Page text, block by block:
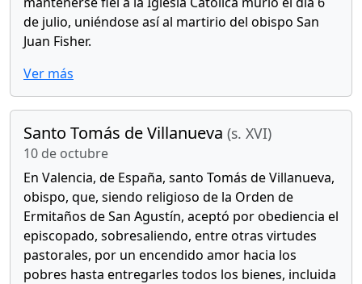
de julio, uniéndose así al martirio del obispo San
Juan Fisher.
Ver más
Santo Tomás de Villanueva (s. XVI)
10 de octubre
En Valencia, de España, santo Tomás de Villanueva,
obispo, que, siendo religioso de la Orden de
Ermitaños de San Agustín, aceptó por obediencia el
episcopado, sobresaliendo, entre otras virtudes
pastorales, por un encendido amor hacia los
pobres hasta entregarles todos los bienes, incluida